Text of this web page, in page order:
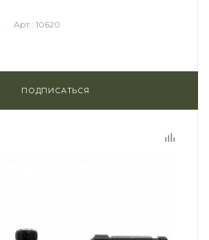
Арт.: 10620
ПОДПИСАТЬСЯ